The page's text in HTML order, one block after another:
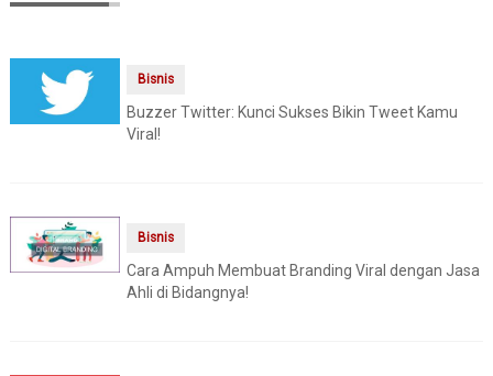
Bisnis
Buzzer Twitter: Kunci Sukses Bikin Tweet Kamu
Viral!
Bisnis
Cara Ampuh Membuat Branding Viral dengan Jasa
Ahli di Bidangnya!